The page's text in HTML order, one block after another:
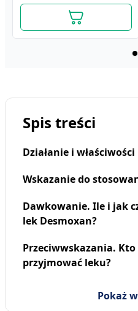
do ssania, smak miętowy,
72 szt.
96,39 zł
Spis treści
Działanie i właściwości
Wskazanie do
Dawkowanie. Ile i jak
lek Desmoxan?
Przeciwwskazania.
przyjmować leku?
Pokaż